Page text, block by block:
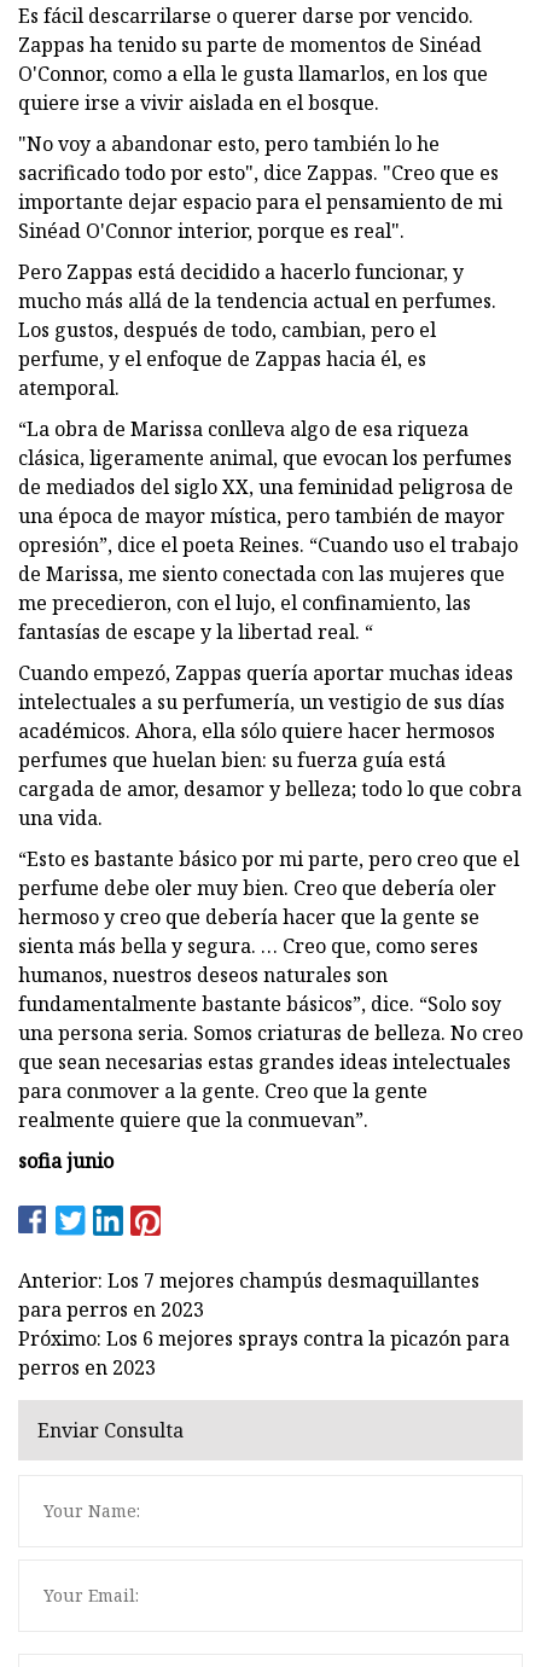
Es fácil descarrilarse o querer darse por vencido.
Zappas ha tenido su parte de momentos de Sinéad
O'Connor, como a ella le gusta llamarlos, en los que
quiere irse a vivir aislada en el bosque.
"No voy a abandonar esto, pero también lo he
sacrificado todo por esto", dice Zappas. "Creo que es
importante dejar espacio para el pensamiento de mi
Sinéad O'Connor interior, porque es real".
Pero Zappas está decidido a hacerlo funcionar, y
mucho más allá de la tendencia actual en perfumes.
Los gustos, después de todo, cambian, pero el
perfume, y el enfoque de Zappas hacia él, es
atemporal.
“La obra de Marissa conlleva algo de esa riqueza
clásica, ligeramente animal, que evocan los perfumes
de mediados del siglo XX, una feminidad peligrosa de
una época de mayor mística, pero también de mayor
opresión”, dice el poeta Reines. “Cuando uso el trabajo
de Marissa, me siento conectada con las mujeres que
me precedieron, con el lujo, el confinamiento, las
fantasías de escape y la libertad real. “
Cuando empezó, Zappas quería aportar muchas ideas
intelectuales a su perfumería, un vestigio de sus días
académicos. Ahora, ella sólo quiere hacer hermosos
perfumes que huelan bien: su fuerza guía está
cargada de amor, desamor y belleza; todo lo que cobra
una vida.
“Esto es bastante básico por mi parte, pero creo que el
perfume debe oler muy bien. Creo que debería oler
hermoso y creo que debería hacer que la gente se
sienta más bella y segura. … Creo que, como seres
humanos, nuestros deseos naturales son
fundamentalmente bastante básicos”, dice. “Solo soy
una persona seria. Somos criaturas de belleza. No creo
que sean necesarias estas grandes ideas intelectuales
para conmover a la gente. Creo que la gente
realmente quiere que la conmuevan”.
sofia junio
Anterior: Los 7 mejores champús desmaquillantes
para perros en 2023
Próximo: Los 6 mejores sprays contra la picazón para
perros en 2023
Enviar Consulta